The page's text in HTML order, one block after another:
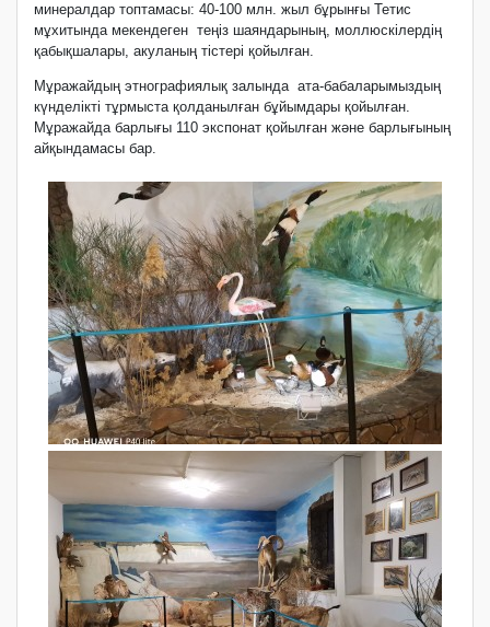
минералдар топтамасы: 40-100 млн. жыл бұрынғы Тетис
мұхитында мекендеген теңіз шаяндарының, моллюскілердің
қабықшалары, акуланың тістері қойылған.
Мұражайдың этнографиялық залында ата-бабаларымыздың
күнделікті тұрмыста қолданылған бұйымдары қойылған.
Мұражайда барлығы 110 экспонат қойылған және барлығының
айқындамасы бар.